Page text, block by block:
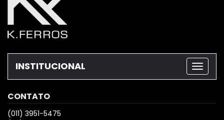
INSTITUCIONAL
CONTATO
(011) 3951-5475